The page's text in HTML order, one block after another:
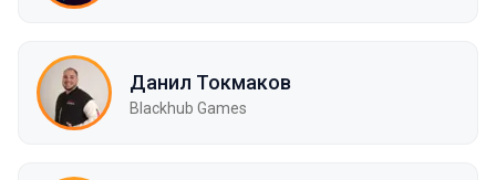
Данил Токмаков
Blackhub Games